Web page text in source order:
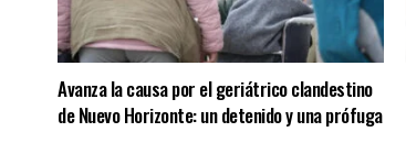
Avanza la causa por el geriátrico clandestino
de Nuevo Horizonte: un detenido y una prófuga